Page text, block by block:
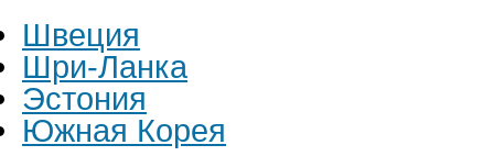
Швеция
Шри-Ланка
Эстония
Южная Корея